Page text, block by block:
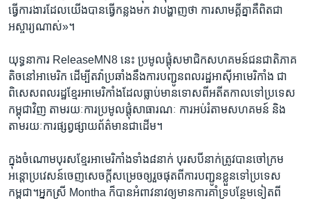
ធ្វើ​ការងារ​ដែល​យើង​បាន​ធ្វើ​កន្លង​មក វា​បង្ហាញ​ថា ការ​សាមគ្គីគ្នា​គឺ​ពិត​ជា​
អស្ចារ្យ​ណាស់»។
យុទ្ធនាការ​ ReleaseMN8 នេះ ប្រមូល​ផ្តុំ​សមាជិក​សហគមន៍​ជនជាតិ​ភាគ​
តិច​នៅ​អាមេរិក ដើម្បី​តវ៉ា​ប្រឆាំង​នឹង​ការ​បញ្ជូន​ពលរដ្ឋ​អាស៊ី​អាមេរិកាំង ជា
ពិសេស​ពលរដ្ឋ​ខ្មែរ​អាមេរិកាំង​ដែល​ធ្លាប់​មាន​ទោស​ពី​អតីតកាល​ទៅ​ប្រទេស​
កម្ពុជា​វិញ​ តាមរយៈ​ការ​ប្រមូល​ផ្តុំ​សាធារណៈ ការ​អប់រំ​តាម​សហគមន៍ និង​
តាមរយៈ​ការ​ផ្សព្វផ្សាយ​ព័ត៌មាន​ជាដើម។​
ក្នុង​ចំណោម​បុរស​ខ្មែរ​អាមេរិកាំង​ទាំង​៨នាក់​ បុរស​បី​នាក់​ត្រូវ​បាន​ចៅក្រម​
អន្តោប្រវេសន៍​ចេញ​សេចក្តី​សម្រេច​ឲ្យ​រួច​ផុត​ពី​ការ​បញ្ជូន​ខ្លួន​ទៅ​ប្រទេស​
កម្ពុជា។អ្នកស្រី Montha ក៏​បាន​អំពាវនាវ​ឲ្យ​មាន​ការ​គាំទ្រ​បន្ថែម​ទៀត​ពី​